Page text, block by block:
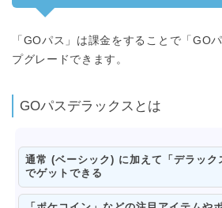
「GOパス」は課金をすることで「GO
プグレードできます。
GOパスデラックスとは
通常 (ベーシック) に加えて 「デラッ
でゲット できる